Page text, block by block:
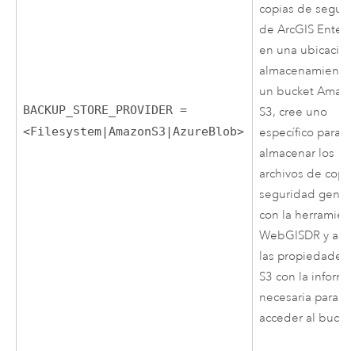
BACKUP_STORE_PROVIDER =
<Filesystem|AmazonS3|AzureBlob>
copias de
deArcGIS
en una
almacenamiento
un bucket
S3, cree uno
específico para
almacenar los
archivos de
seguridad
con la
WebGISDR y
las propiedades
S3 con la
necesaria para
acceder al